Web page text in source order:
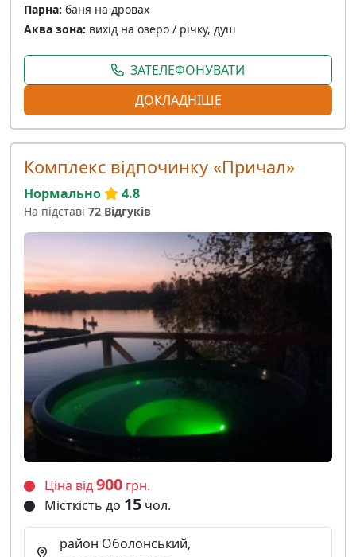
Парна: баня на дровах
Аква зона: вихід на озеро / річку, душ
ЗАТЕЛЕФОНУВАТИ
ДОКЛАДНІШЕ
Комплекс відпочинку «Причал»
Нормально 4.8
На підставі 72 Відгуків
Ціна від900 грн.
Місткість до 15 чол.
район Оболонський,